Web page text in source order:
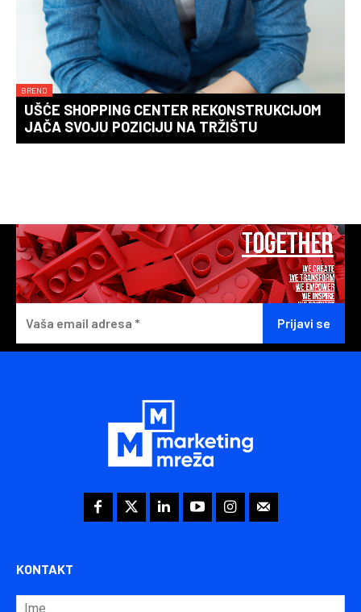
BREND
UŠĆE SHOPPING CENTER REKONSTRUKCIJOM
JAČA SVOJU POZICIJU NA TRŽIŠTU
KONTAKT